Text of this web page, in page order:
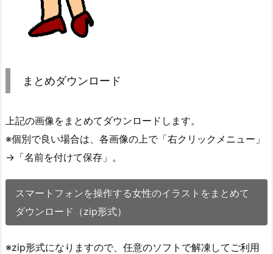
まとめダウンロード
上記の画像をまとめてダウンロードします。
※個別で良い場合は、各画像の上で「右クリックメニュー」
→「名前を付けて保存」。
スマートフォンを操作する女性のイラストをまとめて
ダウンロード（zip形式）
※zip形式になりますので、任意のソフトで解凍してご利用